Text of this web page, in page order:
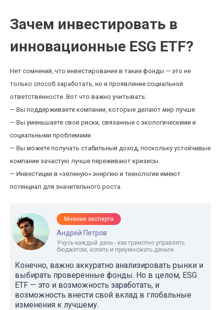
Зачем инвестировать в
инновационные ESG ETF?
Нет сомнений, что инвестирование в такие фонды — это не
только способ заработать, но и проявление социальной
ответственности. Вот что важно учитывать:
— Вы поддерживаете компании, которые делают мир лучше.
— Вы уменьшаете свои риски, связанные с экологическими и
социальными проблемами.
— Вы можете получать стабильный доход, поскольку устойчивые
компании зачастую лучше переживают кризисы.
— Инвестиции в «зеленую» энергию и технологии имеют
потенциал для значительного роста.
Мнение эксперта
Андрей Петров
Учусь каждый день - как грамотно управлять
бюджетом, копить и приумножать деньги
Конечно, важно аккуратно анализировать рынки и
выбирать проверенные фонды. Но в целом, ESG
ETF — это и возможность заработать, и
возможность внести свой вклад в глобальные
изменения к лучшему.